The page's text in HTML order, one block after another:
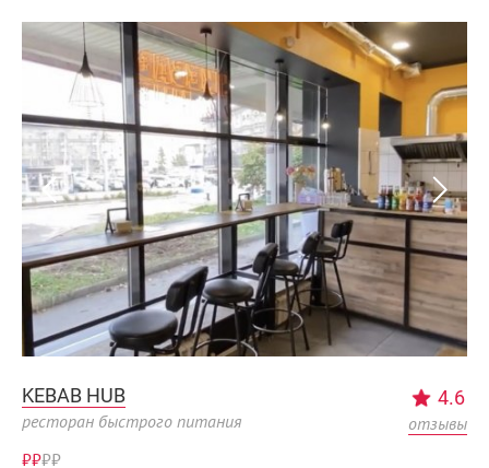
KEBAB HUB
ресторан быстрого питания
4.6
отзывы
₽₽₽₽